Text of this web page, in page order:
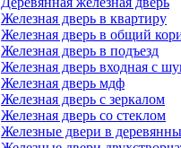
Железная дверь в квартиру
Железная дверь в общий
Железная дверь в подъезд
Железная дверь входная с
Железная дверь мдф
Железная дверь с зеркалом
Железная дверь со стеклом
Железные двери в